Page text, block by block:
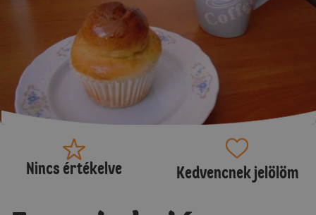
Nincs értékelve Kedvencnek jelölöm